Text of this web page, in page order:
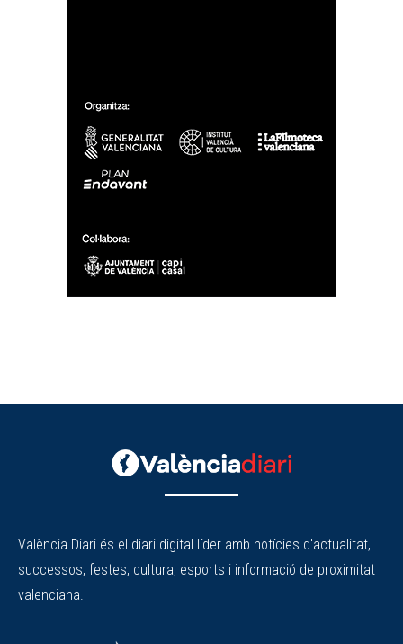
València Diari és el diari digital líder amb notícies d'actualitat,
successos, festes, cultura, esports i informació de proximitat
valenciana.